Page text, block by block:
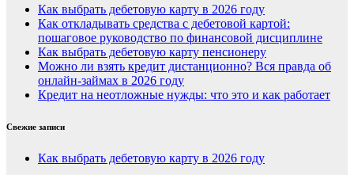
Как выбрать дебетовую карту в 2026 году
Как откладывать средства с дебетовой картой:
пошаговое руководство по финансовой дисциплине
Как выбрать дебетовую карту пенсионеру
Можно ли взять кредит дистанционно? Вся правда об
онлайн-займах в 2026 году
Кредит на неотложные нужды: что это и как работает
Свежие записи
Как выбрать дебетовую карту в 2026 году